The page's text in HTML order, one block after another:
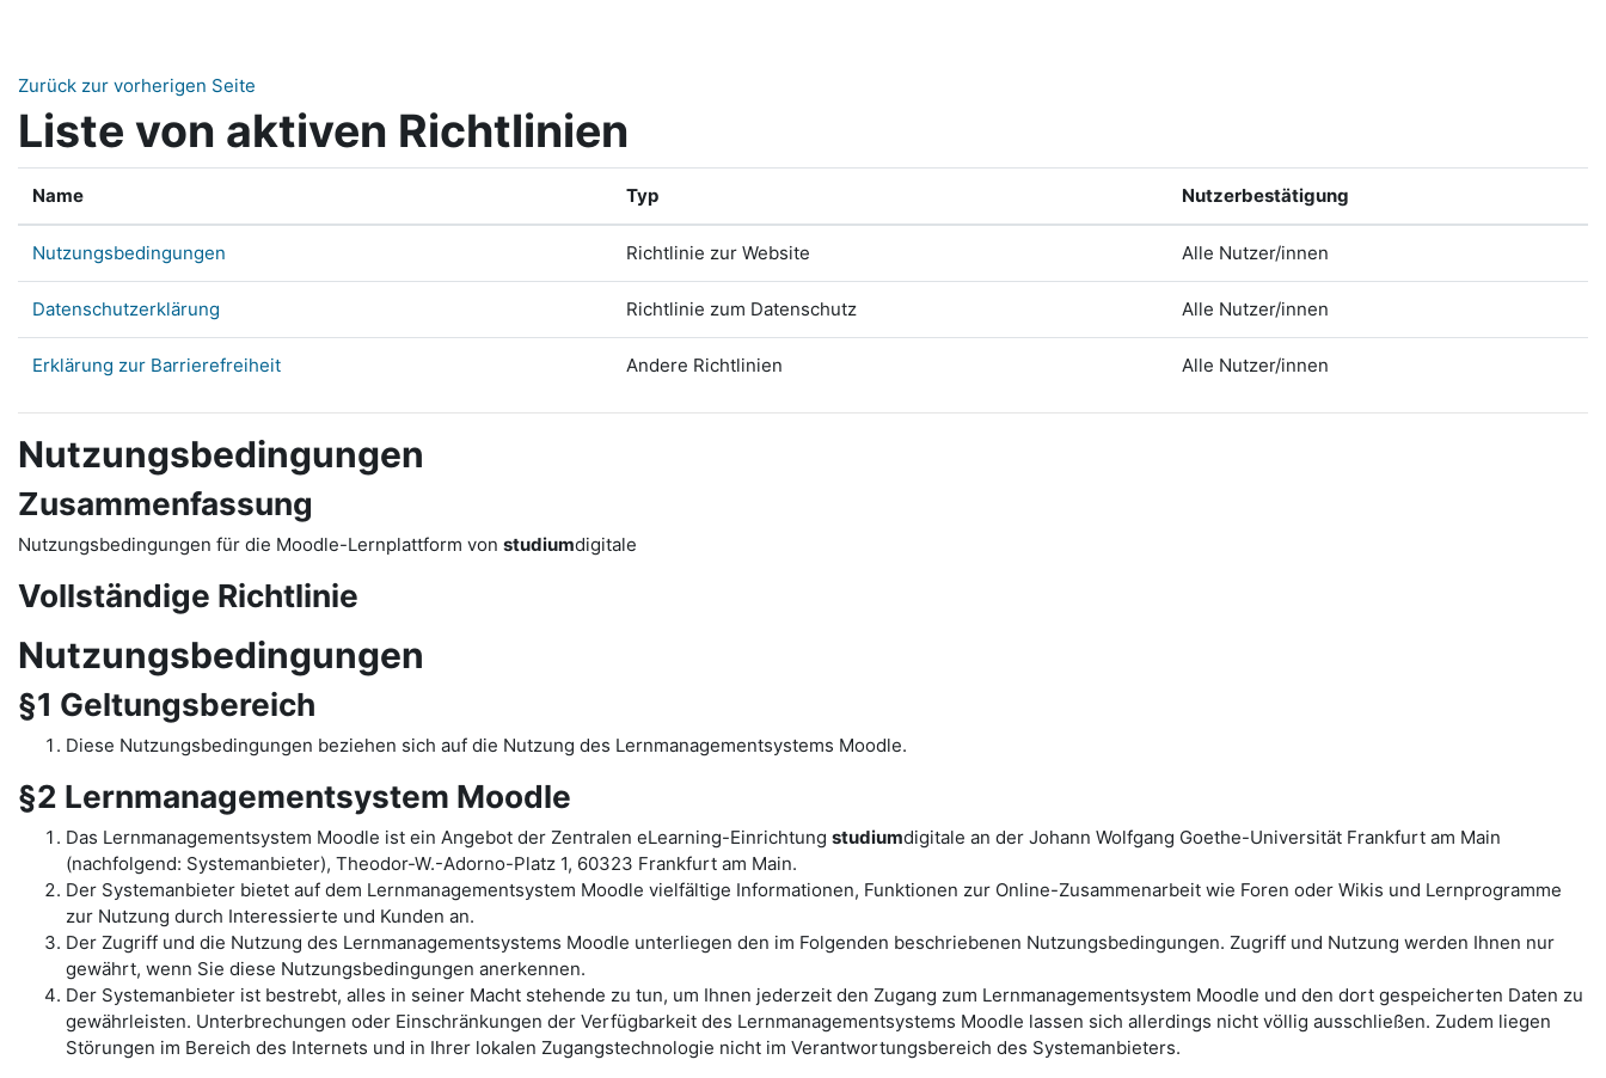
Zurück zur vorherigen Seite
Liste von aktiven Richtlinien
Name Typ Nutzerbestätigung
Nutzungsbedingungen Richtlinie zur Website Alle Nutzer/innen
Datenschutzerklärung Richtlinie zum Datenschutz Alle Nutzer/innen
Erklärung zur Barrierefreiheit Andere Richtlinien Alle Nutzer/innen
Nutzungsbedingungen
Zusammenfassung
Nutzungsbedingungen für die Moodle-Lernplattform von studiumdigitale
Vollständige Richtlinie
Nutzungsbedingungen
§1 Geltungsbereich
Diese Nutzungsbedingungen beziehen sich auf die Nutzung des Lernmanagementsystems Moodle.
§2 Lernmanagementsystem Moodle
Das Lernmanagementsystem Moodle ist ein Angebot der Zentralen eLearning-Einrichtung studiumdigitale an der Johann Wolfgang Goethe-Universität Frankfurt am Main
(nachfolgend: Systemanbieter), Theodor-W.-Adorno-Platz 1, 60323 Frankfurt am Main.
Der Systemanbieter bietet auf dem Lernmanagementsystem Moodle vielfältige Informationen, Funktionen zur Online-Zusammenarbeit wie Foren oder Wikis und Lernprogramme
zur Nutzung durch Interessierte und Kunden an.
Der Zugriff und die Nutzung des Lernmanagementsystems Moodle unterliegen den im Folgenden beschriebenen Nutzungsbedingungen. Zugriff und Nutzung werden Ihnen nur
gewährt, wenn Sie diese Nutzungsbedingungen anerkennen.
Der Systemanbieter ist bestrebt, alles in seiner Macht stehende zu tun, um Ihnen jederzeit den Zugang zum Lernmanagementsystem Moodle und den dort gespeicherten Daten zu
gewährleisten. Unterbrechungen oder Einschränkungen der Verfügbarkeit des Lernmanagementsystems Moodle lassen sich allerdings nicht völlig ausschließen. Zudem liegen
Störungen im Bereich des Internets und in Ihrer lokalen Zugangstechnologie nicht im Verantwortungsbereich des Systemanbieters.